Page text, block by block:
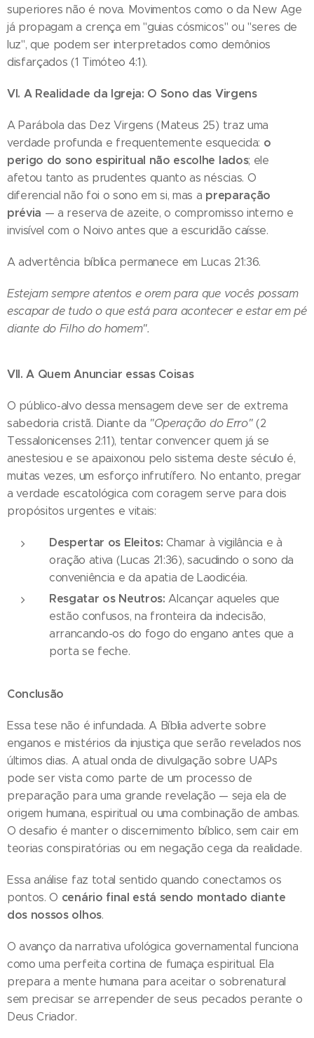
superiores não é nova. Movimentos como o da New Age
já propagam a crença em "guias cósmicos" ou "seres de
luz", que podem ser interpretados como demônios
disfarçados (1 Timóteo 4:1).
VI. A Realidade da Igreja: O Sono das Virgens
A Parábola das Dez Virgens (Mateus 25) traz uma
verdade profunda e frequentemente esquecida: o
perigo do sono espiritual não escolhe lados; ele
afetou tanto as prudentes quanto as néscias. O
diferencial não foi o sono em si, mas a preparação
prévia — a reserva de azeite, o compromisso interno e
invisível com o Noivo antes que a escuridão caísse.
A advertência bíblica permanece em Lucas 21:36.
Estejam sempre atentos e orem para que vocês possam
escapar de tudo o que está para acontecer e estar em pé
diante do Filho do homem".
VII. A Quem Anunciar essas Coisas
O público-alvo dessa mensagem deve ser de extrema
sabedoria cristã. Diante da "Operação do Erro"(2
Tessalonicenses 2:11), tentar convencer quem já se
anestesiou e se apaixonou pelo sistema deste século é,
muitas vezes, um esforço infrutífero. No entanto, pregar
a verdade escatológica com coragem serve para dois
propósitos urgentes e vitais:
Despertar os Eleitos: Chamar à vigilância e à
oração ativa (Lucas 21:36), sacudindo o sono da
conveniência e da apatia de Laodicéia.
Resgatar os Neutros: Alcançar aqueles que
estão confusos, na fronteira da indecisão,
arrancando-os do fogo do engano antes que a
porta se feche.
Conclusão
Essa tese não é infundada. A Bíblia adverte sobre
enganos e mistérios da injustiça que serão revelados nos
últimos dias. A atual onda de divulgação sobre UAPs
pode ser vista como parte de um processo de
preparação para uma grande revelação — seja ela de
origem humana, espiritual ou uma combinação de ambas.
O desafio é manter o discernimento bíblico, sem cair em
teorias conspiratórias ou em negação cega da realidade.
Essa análise faz total sentido quando conectamos os
pontos. O cenário final está sendo montado diante
dos nossos olhos.
O avanço da narrativa ufológica governamental funciona
como uma perfeita cortina de fumaça espiritual. Ela
prepara a mente humana para aceitar o sobrenatural
sem precisar se arrepender de seus pecados perante o
Deus Criador.